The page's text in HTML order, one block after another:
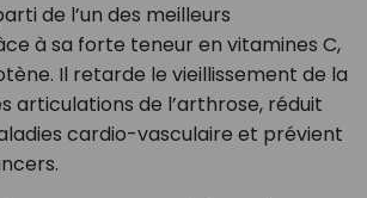
de l’un des meilleurs
à sa forte teneur en vitamines C,
Il retarde le vieillissement de la
articulations de l’arthrose, réduit
cardio-vasculaire et prévient